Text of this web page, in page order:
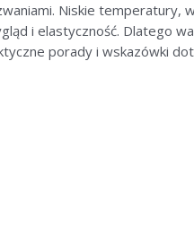
Niskie
i elastyczność. Dlatego
porady i wskazówki